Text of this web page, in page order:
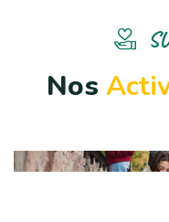
Nos Acti